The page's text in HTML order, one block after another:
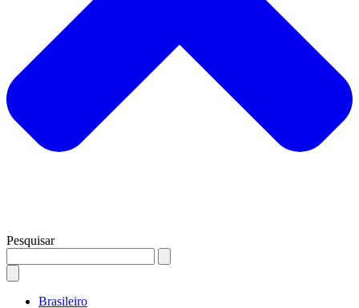
Pesquisar
Brasileiro